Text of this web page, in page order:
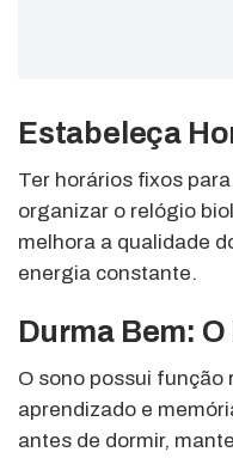
Estabeleça
Ter horários fixos
organizar o relógio
melhora a qualidade
energia constante.
Durma Bem:
O sono possui função
aprendizado e
antes de dormir,